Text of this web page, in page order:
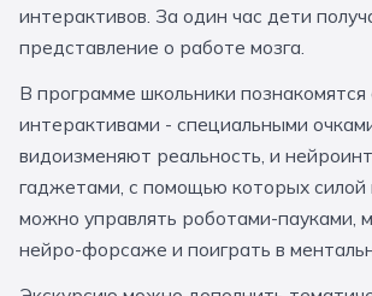
За кулисами театров
Народные промыслы
Квесты Мастер-классы
🎓 ПО КЛАССАМ
Все классы
Великий Новгород Алтай
интерактивов. За один час дети
представление о работе мозга.
В программе школьники познакомятся
интерактивами - специальными
видоизменяют реальность, и
гаджетами, с помощью которых силой
можно управлять роботами-пауками,
нейро-форсаже и поиграть в